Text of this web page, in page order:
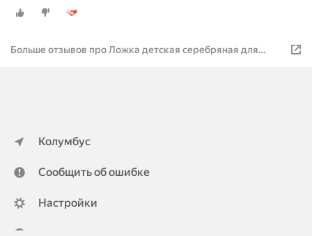
Больше отзывов про Ложка детская серебряная для
Колумбус
Сообщить об ошибке
Настройки